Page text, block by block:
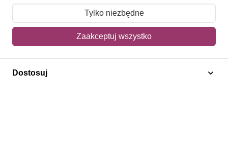
Moje zamówienia
Mój koszyk
Adres dostawy
Polecamy
Tylko niezbędne
Zaakceptuj wszystko
Dostosuj